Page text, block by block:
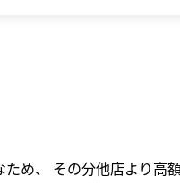
め、 その分他店より高